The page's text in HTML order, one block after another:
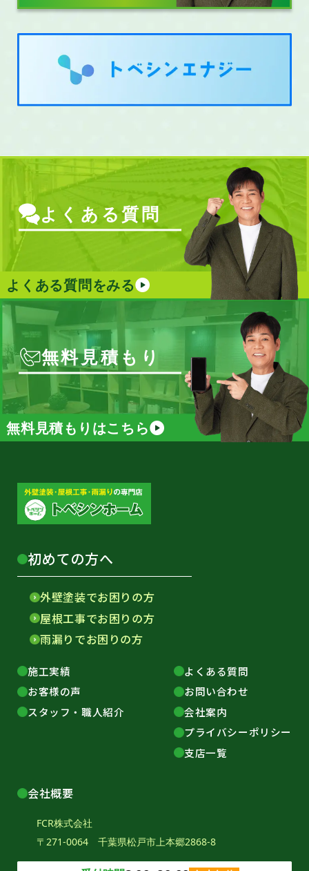
よくある質問
よくある質問をみる
無料見積もり
無料見積もりはこちら
初めての方へ
外壁塗装でお困りの方
屋根工事でお困りの方
雨漏りでお困りの方
施工実績
お客様の声
スタッフ・職人紹介
よくある質問
お問い合わせ
会社案内
プライバシーポリシー
支店一覧
会社概要
FCR株式会社
〒271-0064 千葉県松戸市上本郷2868-8